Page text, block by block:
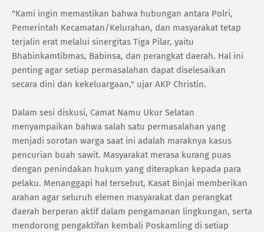
"Kami ingin memastikan bahwa hubungan antara Polri,
Pemerintah Kecamatan/Kelurahan, dan masyarakat tetap
terjalin erat melalui sinergitas Tiga Pilar, yaitu
Bhabinkamtibmas, Babinsa, dan perangkat daerah. Hal ini
penting agar setiap permasalahan dapat diselesaikan
secara dini dan kekeluargaan," ujar AKP Christin.
Dalam sesi diskusi, Camat Namu Ukur Selatan
menyampaikan bahwa salah satu permasalahan yang
menjadi sorotan warga saat ini adalah maraknya kasus
pencurian buah sawit. Masyarakat merasa kurang puas
dengan penindakan hukum yang diterapkan kepada para
pelaku. Menanggapi hal tersebut, Kasat Binjai memberikan
arahan agar seluruh elemen masyarakat dan perangkat
daerah berperan aktif dalam pengamanan lingkungan, serta
mendorong pengaktifan kembali Poskamling di setiap